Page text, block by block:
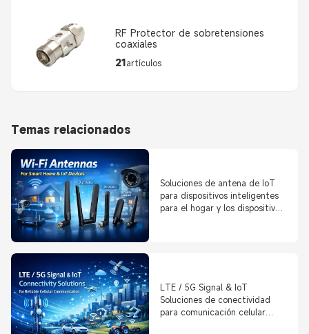
RF Protector de sobretensiones
coaxiales
21artículos
Temas relacionados
Soluciones de antena de IoT
para dispositivos inteligentes
para el hogar y los dispositivos
LTE / 5G Signal & IoT
Soluciones de conectividad
para comunicación celular